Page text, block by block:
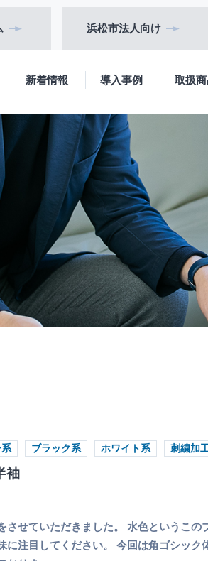
浜松市法人向け
新着情報 導入事例 取扱
ブラック系 ホワイト系 刺繍加
袖
させていただきました。 水色というこの
に注目してください。 今回は角ゴシック